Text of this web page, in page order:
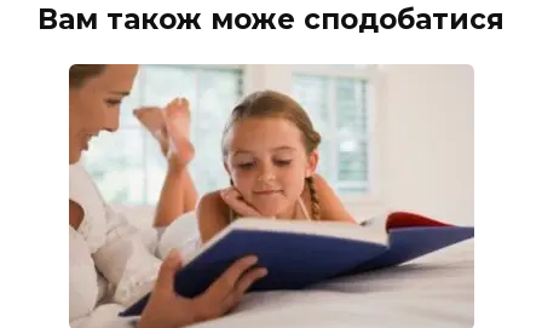
Вам також може сподобатися